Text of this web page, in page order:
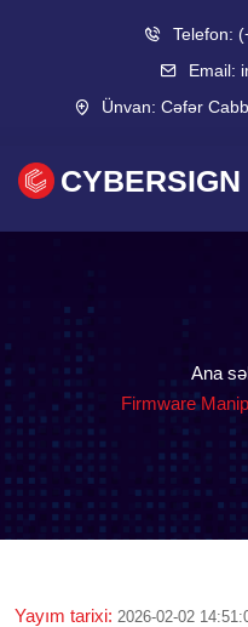
Telefon:
Email:
Ünvan: Cəfər
CYBERSIGN
Ana
Firmware
Yayım tarixi: 2026-02-02